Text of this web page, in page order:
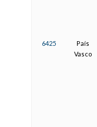
6425
País
Vasco